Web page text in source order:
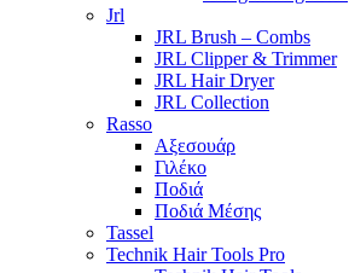
Jrl
JRL Brush – Combs
JRL Clipper & Trimmer
JRL Hair Dryer
JRL Collection
Rasso
Αξεσουάρ
Γιλέκο
Ποδιά
Ποδιά Μέσης
Tassel
Technik Hair Tools Pro